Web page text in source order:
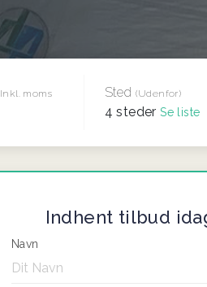
Inkl. moms Sted (Udenfor)
4 stederSe liste
Indhent tilbud
Navn